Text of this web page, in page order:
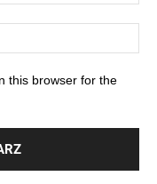
this browser for the